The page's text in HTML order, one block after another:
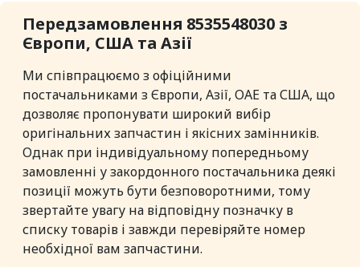
Передзамовлення 8535548030 з
Європи, США та Азії
Ми співпрацюємо з офіційними
постачальниками з Європи, Азії, ОАЕ та США, що
дозволяє пропонувати широкий вибір
оригінальних запчастин і якісних замінників.
Однак при індивідуальному попередньому
замовленні у закордонного постачальника деякі
позиції можуть бути безповоротними, тому
звертайте увагу на відповідну позначку в
списку товарів і завжди перевіряйте номер
необхідної вам запчастини.